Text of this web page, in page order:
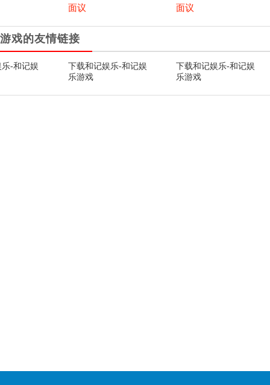
面议 面议
戏的友情链接
-和记娱
下载和记娱乐-和记娱
乐游戏
下载和记娱乐-和记娱
乐游戏